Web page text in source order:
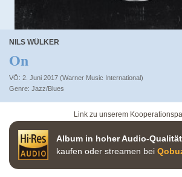
NILS WÜLKER
On
VÖ: 2. Juni 2017 (Warner Music International)
Jazz/Blues
Link zu unserem
Album in hoher Audio-Qualität
kaufen oder streamen bei